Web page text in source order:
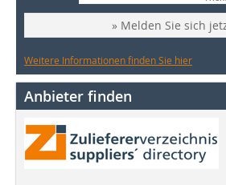
» Melden Sie sich
Weitere Informationen finden Sie hier
Anbieter finden